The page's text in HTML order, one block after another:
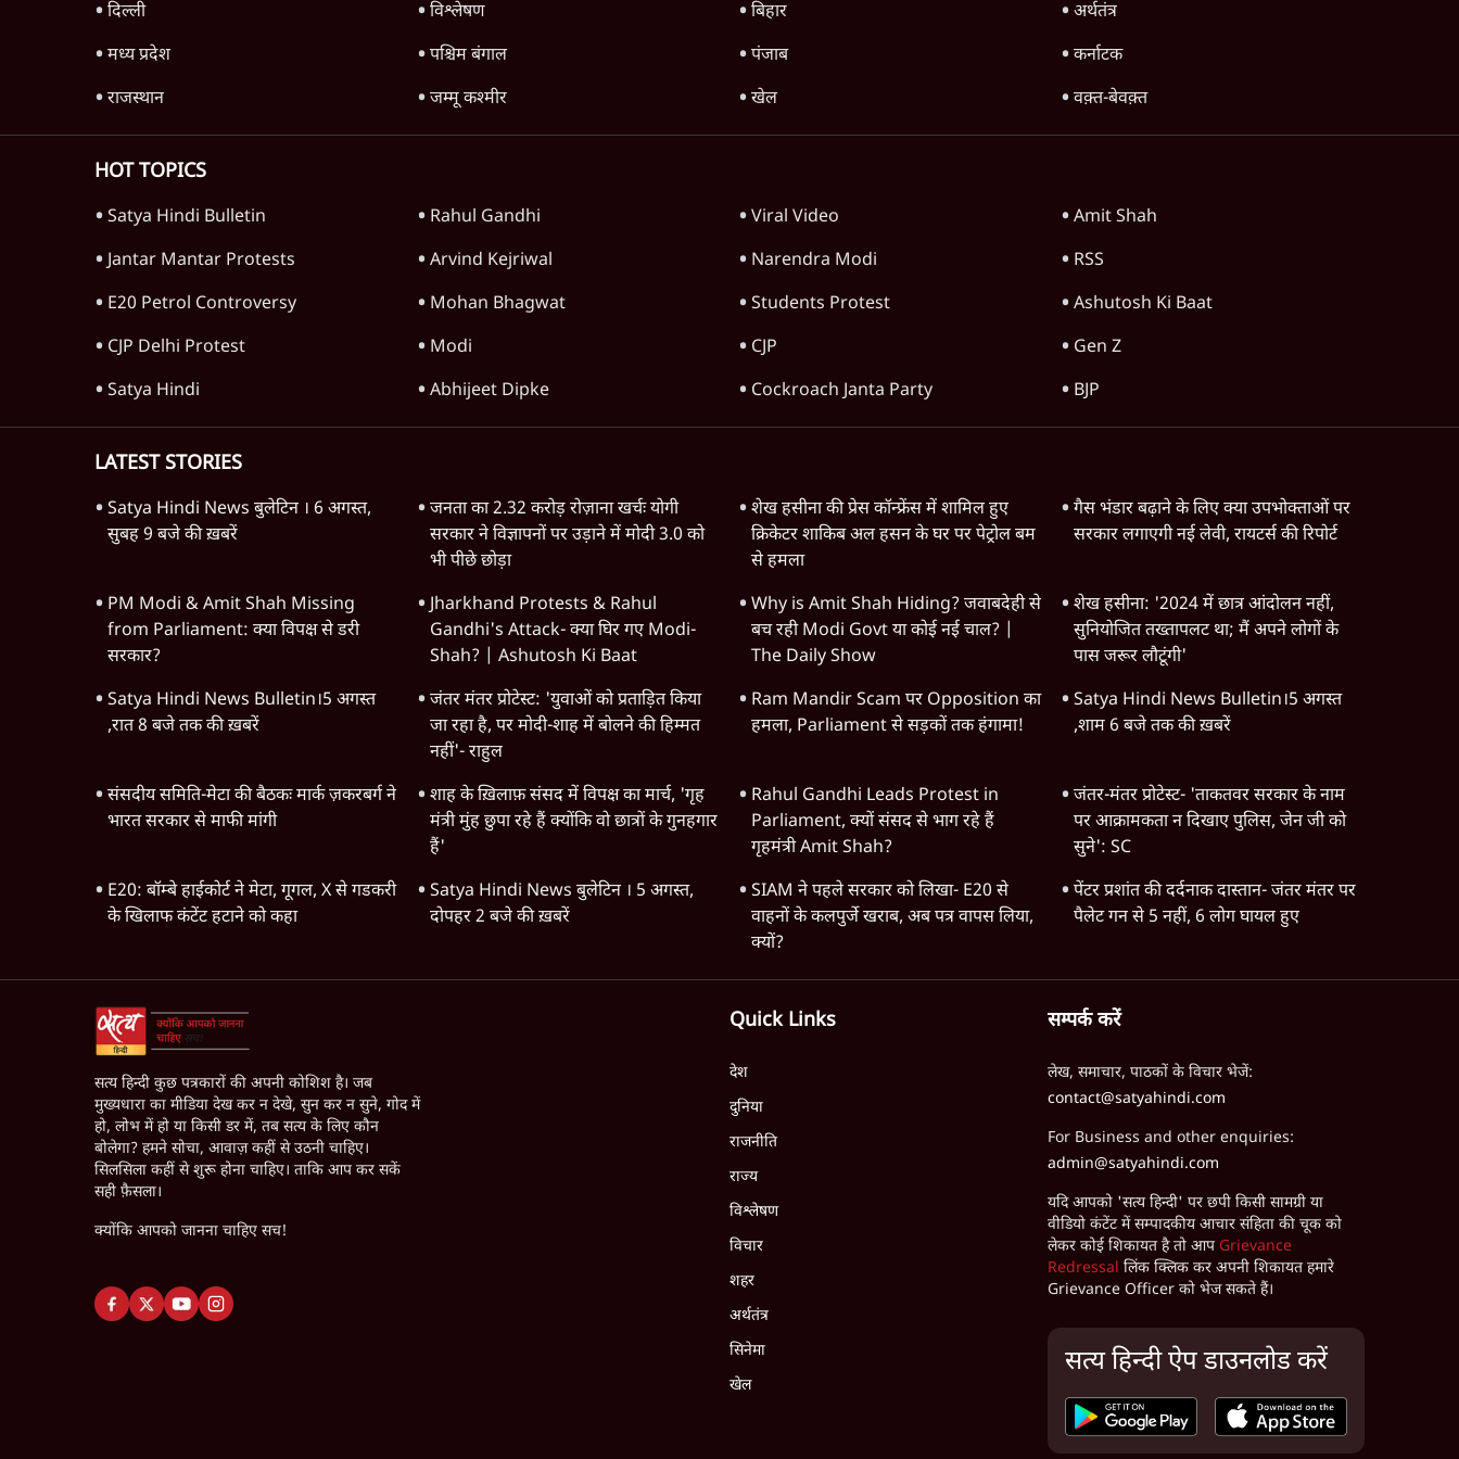
दिल्ली विश्लेषण बिहार
अर्थतंत्र
मध्य प्रदेश
पश्चिम बंगाल पंजाब
कर्नाटक
राजस्थान
जम्मू कश्मीर खेल वक़्त-बेवक़्त
HOT TOPICS
Satya Hindi Bulletin Rahul Gandhi Viral Video
Amit Shah
Jantar Mantar Protests
Arvind Kejriwal Narendra Modi
RSS
E20 Petrol Controversy
Mohan Bhagwat Students Protest
Ashutosh Ki Baat
CJP Delhi Protest
Modi CJP
Gen Z
Satya Hindi
Abhijeet Dipke Cockroach Janta Party BJP
LATEST STORIES
Satya Hindi News बुलेटिन । 6 अगस्त,
सुबह 9 बजे की ख़बरें
जनता का 2.32 करोड़ रोज़ाना खर्चः योगी
सरकार ने विज्ञापनों पर उड़ाने में मोदी 3.0 को
भी पीछे छोड़ा
शेख हसीना की प्रेस कॉन्फ्रेंस में शामिल हुए
क्रिकेटर शाकिब अल हसन के घर पर पेट्रोल बम
से हमला
गैस भंडार बढ़ाने के लिए क्या उपभोक्ताओं पर
सरकार लगाएगी नई लेवी, रायटर्स की रिपोर्ट
PM Modi & Amit Shah Missing
from Parliament: क्या विपक्ष से डरी
सरकार?
Jharkhand Protests & Rahul
Gandhi's Attack- क्या घिर गए Modi-
Shah? | Ashutosh Ki Baat
Why is Amit Shah Hiding? जवाबदेही से
बच रही Modi Govt या कोई नई चाल? |
The Daily Show
शेख हसीना: '2024 में छात्र आंदोलन नहीं,
सुनियोजित तख्तापलट था; मैं अपने लोगों के
पास जरूर लौटूंगी'
Satya Hindi News Bulletin।5 अगस्त
,रात 8 बजे तक की ख़बरें
जंतर मंतर प्रोटेस्ट: 'युवाओं को प्रताड़ित किया
जा रहा है, पर मोदी-शाह में बोलने की हिम्मत
नहीं'- राहुल
Ram Mandir Scam पर Opposition का
हमला, Parliament से सड़कों तक हंगामा!
Satya Hindi News Bulletin।5 अगस्त
,शाम 6 बजे तक की ख़बरें
संसदीय समिति-मेटा की बैठकः मार्क ज़करबर्ग ने
भारत सरकार से माफी मांगी
शाह के ख़िलाफ़ संसद में विपक्ष का मार्च, 'गृह
मंत्री मुंह छुपा रहे हैं क्योंकि वो छात्रों के गुनहगार
हैं'
Rahul Gandhi Leads Protest in
Parliament, क्यों संसद से भाग रहे हैं
गृहमंत्री Amit Shah?
जंतर-मंतर प्रोटेस्ट- 'ताकतवर सरकार के नाम
पर आक्रामकता न दिखाए पुलिस, जेन जी को
सुने': SC
E20: बॉम्बे हाईकोर्ट ने मेटा, गूगल, X से गडकरी
के खिलाफ कंटेंट हटाने को कहा
Satya Hindi News बुलेटिन । 5 अगस्त,
दोपहर 2 बजे की ख़बरें
SIAM ने पहले सरकार को लिखा- E20 से
वाहनों के कलपुर्जे खराब, अब पत्र वापस लिया,
क्यों?
पेंटर प्रशांत की दर्दनाक दास्तान- जंतर मंतर पर
पैलेट गन से 5 नहीं, 6 लोग घायल हुए
सत्य हिन्दी कुछ पत्रकारों की अपनी कोशिश है। जब
मुख्यधारा का मीडिया देख कर न देखे, सुन कर न सुने, गोद में
हो, लोभ में हो या किसी डर में, तब सत्य के लिए कौन
बोलेगा? हमने सोचा, आवाज़ कहीं से उठनी चाहिए।
सिलसिला कहीं से शुरू होना चाहिए। ताकि आप कर सकें
सही फ़ैसला।
क्योंकि आपको जानना चाहिए सच!
Quick Links
देश
दुनिया
राजनीति
राज्य
विश्लेषण
विचार
शहर
अर्थतंत्र
सिनेमा
खेल
सम्पर्क करें
लेख, समाचार, पाठकों के विचार भेजें:
contact@satyahindi.com
For Business and other enquiries:
admin@satyahindi.com
यदि आपको 'सत्य हिन्दी' पर छपी किसी सामग्री या
वीडियो कंटेंट में सम्पादकीय आचार संहिता की चूक को
लेकर कोई शिकायत है तो आप Grievance
Redressal लिंक क्लिक कर अपनी शिकायत हमारे
Grievance Officer को भेज सकते हैं।
सत्य हिन्दी ऐप डाउनलोड करें